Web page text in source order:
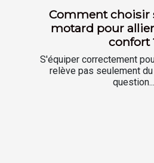
Comment choisir
motard pour
confort
S'équiper correctement
relève pas seulement
question...